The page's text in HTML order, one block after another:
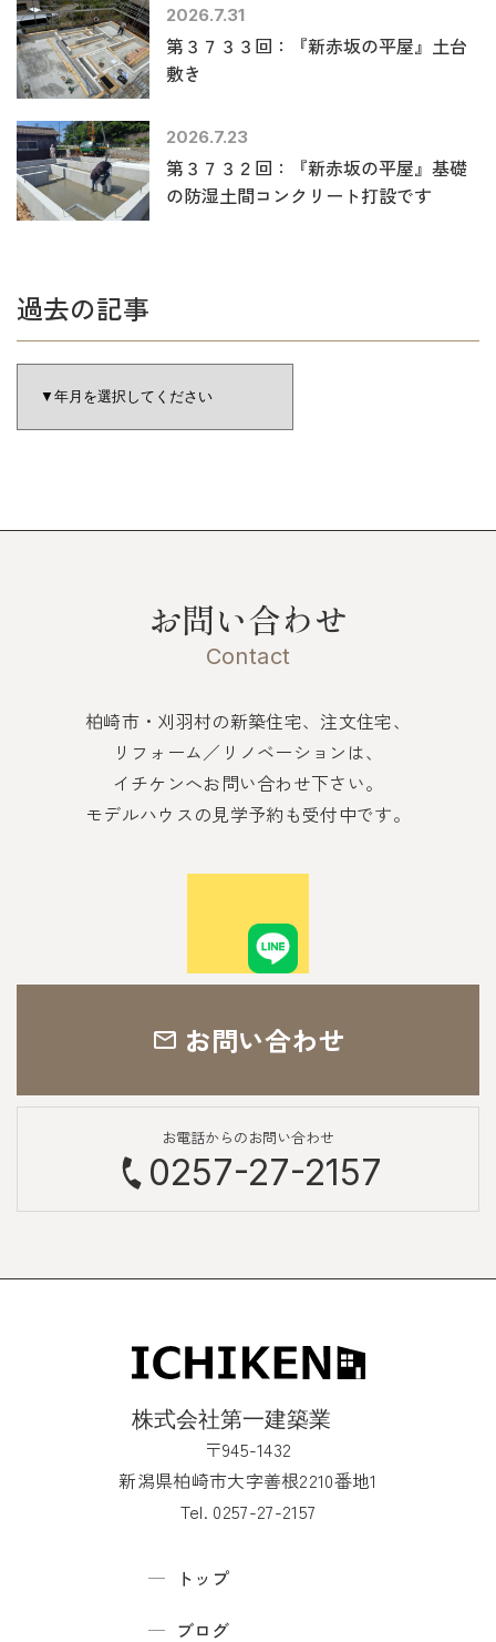
2026.7.31
第３７３３回：『新赤坂の平屋』土台
敷き
2026.7.23
第３７３２回：『新赤坂の平屋』基礎
の防湿土間コンクリート打設です
過去の記事
お問い合わせ
Contact
柏崎市・刈羽村の新築住宅、注文住宅、
リフォーム／リノベーションは、
イチケンへお問い合わせ下さい。
モデルハウスの見学予約も受付中です。
お問い合わせ
お電話からのお問い合わせ
0257-27-2157
〒945-1432
新潟県柏崎市大字善根2210番地1
Tel. 0257-27-2157
トップ
ブログ